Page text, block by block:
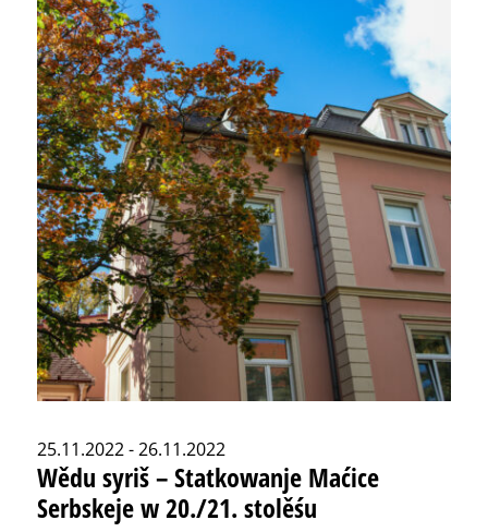
25.11.2022 - 26.11.2022
Wědu syriš – Statkowanje Maćice
Serbskeje w 20./21. stolěśu